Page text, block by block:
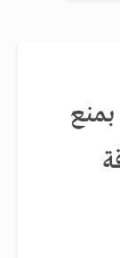
بمنع